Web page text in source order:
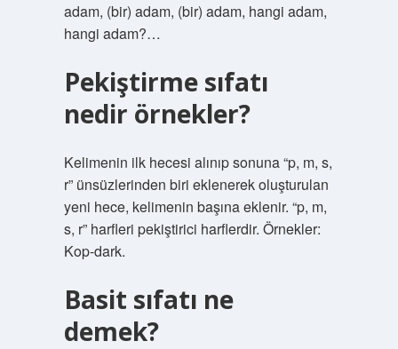
adam, (bir) adam, (bir) adam, hangi adam,
hangi adam?…
Pekiştirme sıfatı
nedir örnekler?
Kelimenin ilk hecesi alınıp sonuna “p, m, s,
r” ünsüzlerinden biri eklenerek oluşturulan
yeni hece, kelimenin başına eklenir. “p, m,
s, r” harfleri pekiştirici harflerdir. Örnekler:
Kop-dark.
Basit sıfatı ne
demek?